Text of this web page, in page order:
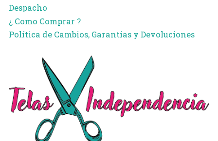
Despacho
¿ Como Comprar ?
Política de Cambios, Garantías y Devoluciones